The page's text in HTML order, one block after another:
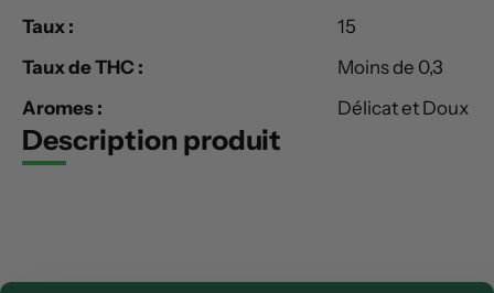
Taux :
15
Taux de THC :
Moins de 0,3
Aromes :
Délicat et Doux
Description produit